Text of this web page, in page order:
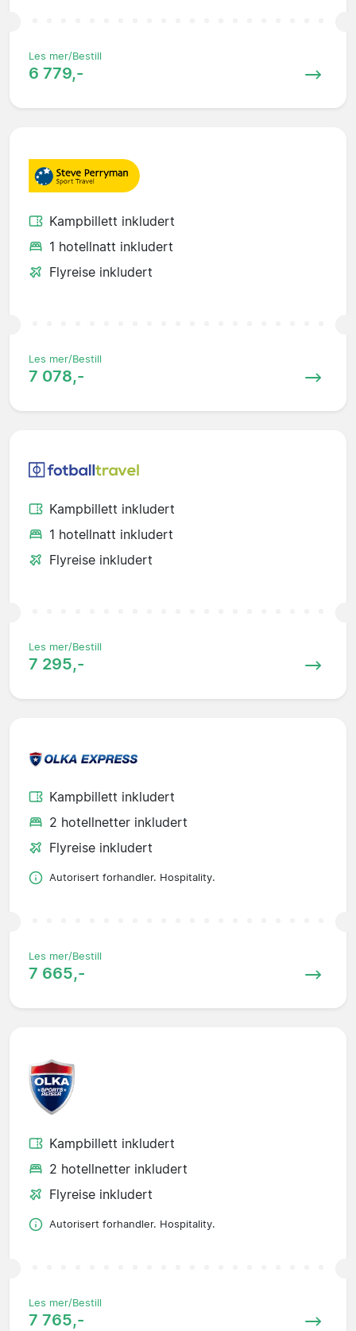
Les mer/Bestill
6 779,-
Kampbillett inkludert
1 hotellnatt inkludert
Flyreise inkludert
Les mer/Bestill
7 078,-
Kampbillett inkludert
1 hotellnatt inkludert
Flyreise inkludert
Les mer/Bestill
7 295,-
Kampbillett inkludert
2 hotellnetter inkludert
Flyreise inkludert
Autorisert forhandler. Hospitality.
Les mer/Bestill
7 665,-
Kampbillett inkludert
2 hotellnetter inkludert
Flyreise inkludert
Autorisert forhandler. Hospitality.
Les mer/Bestill
7 765,-